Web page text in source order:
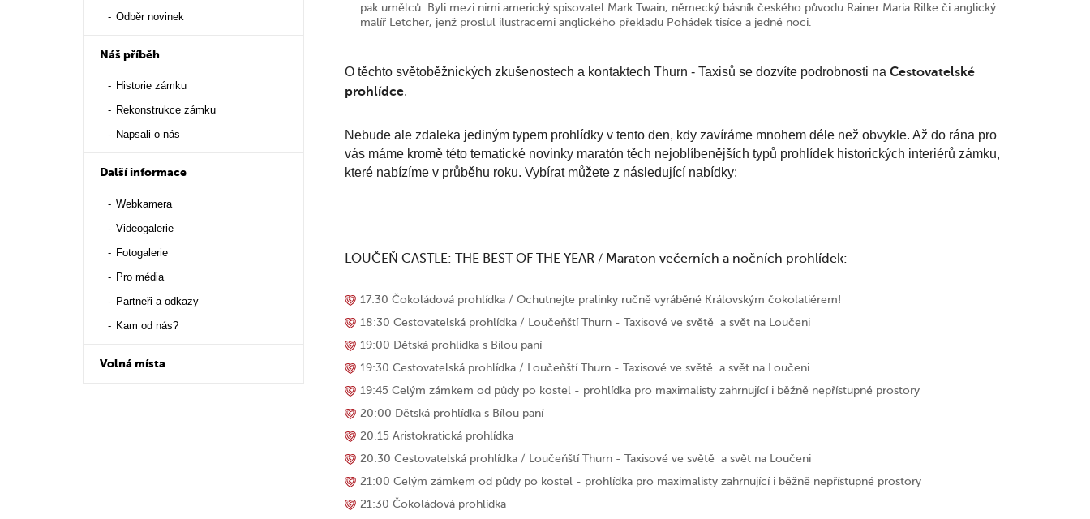
pak umělců. Byli mezi nimi americký spisovatel Mark Twain, německý básník českého původu Rainer Maria Rilke či anglický
malíř Letcher, jenž proslul ilustracemi anglického překladu Pohádek tisíce a jedné noci.
O těchto světoběžnických zkušenostech a kontaktech Thurn - Taxisů se dozvíte podrobnosti na Cestovatelské
prohlídce.
Nebude ale zdaleka jediným typem prohlídky v tento den, kdy zavíráme mnohem déle než obvykle. Až do rána pro
vás máme kromě této tematické novinky maratón těch nejoblíbenějších typů prohlídek historických interiérů zámku,
které nabízíme v průběhu roku. Vybírat můžete z následující nabídky:
LOUČEŇ CASTLE: THE BEST OF THE YEAR / Maraton večerních a nočních prohlídek:
17:30 Čokoládová prohlídka / Ochutnejte pralinky ručně vyráběné Královským čokolatiérem!
18:30 Cestovatelská prohlídka / Loučeňští Thurn - Taxisové ve světě a svět na Loučeni
19:00 Dětská prohlídka s Bílou paní
19:30 Cestovatelská prohlídka / Loučeňští Thurn - Taxisové ve světě a svět na Loučeni
19:45 Celým zámkem od půdy po kostel - prohlídka pro maximalisty zahrnující i běžně nepřístupné prostory
20:00 Dětská prohlídka s Bílou paní
20.15 Aristokratická prohlídka
20:30 Cestovatelská prohlídka / Loučeňští Thurn - Taxisové ve světě a svět na Loučeni
21:00 Celým zámkem od půdy po kostel - prohlídka pro maximalisty zahrnující i běžně nepřístupné prostory
21:30 Čokoládová prohlídka
Odběr novinek
Náš příběh
Historie zámku
Rekonstrukce zámku
Napsali o nás
Další informace
Webkamera
Videogalerie
Fotogalerie
Pro média
Partneři a odkazy
Kam od nás?
Volná místa